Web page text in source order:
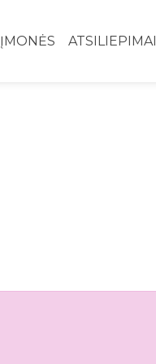
ĮMONĖS ATSILIEPIMAI